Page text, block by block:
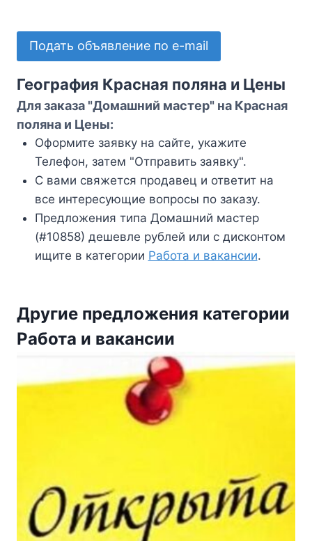
Подать объявление по e-mail
География Красная поляна и Цены
Для заказа "Домашний мастер" на Красная
поляна и Цены:
Оформите заявку на сайте, укажите
Телефон, затем "Отправить заявку".
С вами свяжется продавец и ответит на
все интересующие вопросы по заказу.
Предложения типа Домашний мастер
(#10858) дешевле рублей или с дисконтом
ищите в категории Работа и вакансии.
Другие предложения категории
Работа и вакансии